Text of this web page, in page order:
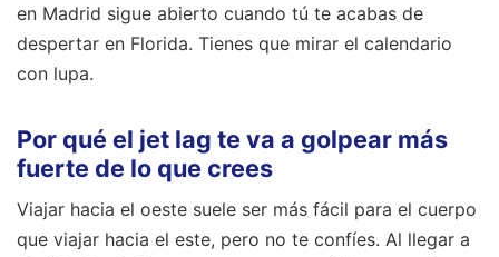
en Madrid sigue abierto cuando tú te acabas de
despertar en Florida. Tienes que mirar el calendario
con lupa.
Por qué el jet lag te va a golpear más
fuerte de lo que crees
Viajar hacia el oeste suele ser más fácil para el cuerpo
que viajar hacia el este, pero no te confíes. Al llegar a